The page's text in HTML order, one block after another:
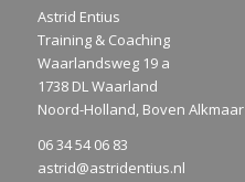
Astrid Entius
Training & Coaching
Waarlandsweg 19 a
1738 DL Waarland
Noord-Holland, Boven Alkmaar
06 34 54 06 83
astrid@astridentius.nl